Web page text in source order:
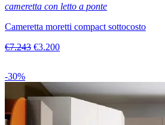
cameretta con letto a ponte
Cameretta moretti compact sottocosto
€7.243 €3.200
-30%